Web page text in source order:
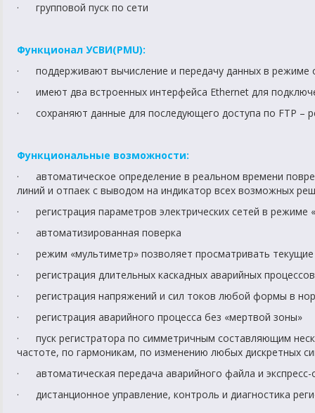
· групповой пуск по сети
Функционал УCВИ(PMU):
· поддерживают вычисление и передачу данных в режиме
· имеют два встроенных интерфейса Ethernet для
· сохраняют данные для последующего доступа по FTP –
Функциональные возможности:
· автоматическое определение в реальном времени
линий и отпаек с выводом на индикатор всех возможных
· регистрация параметров электрических сетей в режиме
· автоматизированная поверка
· режим «мультиметр» позволяет просматривать текущие
· регистрация длительных каскадных аварийных
· регистрация напряжений и сил токов любой формы в
· регистрация аварийного процесса без «мертвой зоны»
· пуск регистратора по симметричным составляющим
частоте, по гармоникам, по изменению любых дискретных
· автоматическая передача аварийного файла и экспресс-
· дистанционное управление, контроль и диагностика